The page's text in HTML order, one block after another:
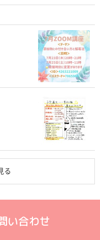
る
い合わせ